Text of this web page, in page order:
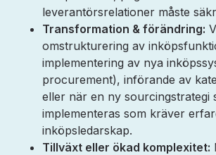
leverantörsrelationer måste
Transformation & förändring:
omstrukturering av
implementering av nya
procurement), införande av
eller när en ny sourcingstrategi
implementeras som kräver
inköpsledarskap.
Tillväxt eller ökad komplexitet: